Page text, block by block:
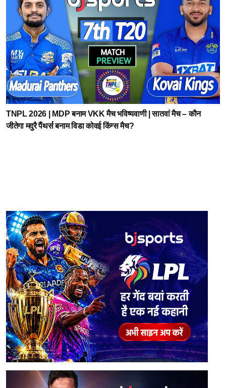
TNPL 2026 | MDP बनाम VKK मैच भविष्यवाणी | सातवां मैच – कौन
जीतेगा मदुरै पैंथर्स बनाम विडा कोवई किंग्स मैच?